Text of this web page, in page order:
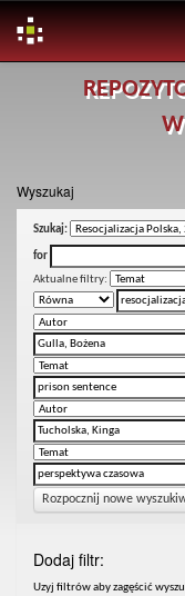
Wyszukaj
Szukaj:
for
Aktualne filtry:
Rozpocznij nowe
Dodaj filtr:
Uzyj filtrów aby zagęścić